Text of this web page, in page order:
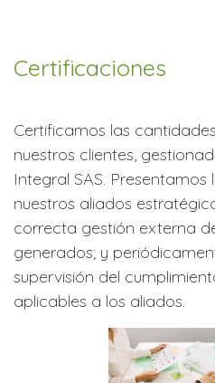
Certificaciones
Certificamos las
nuestros clientes,
Integral SAS.
nuestros aliados
correcta gestión externa
generados; y
supervisión del
aplicables a los aliados.